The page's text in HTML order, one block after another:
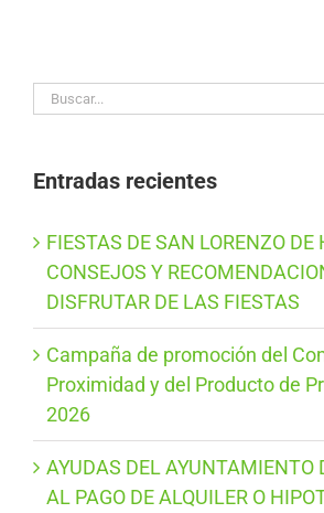
Buscar:
Entradas recientes
FIESTAS DE SAN LORENZO DE
CONSEJOS Y
DISFRUTAR DE LAS FIESTAS
Campaña de promoción del
Proximidad y del Producto de
2026
AYUDAS DEL AYUNTAMIENTO
AL PAGO DE ALQUILER O